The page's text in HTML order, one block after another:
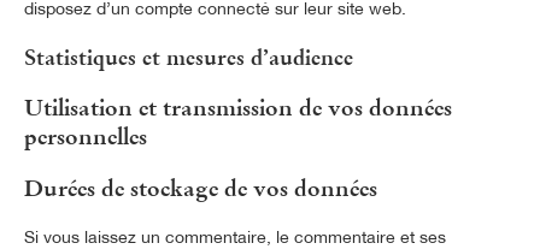
disposez d’un compte connecté sur leur site web.
Statistiques et mesures d’audience
Utilisation et transmission de vos données
personnelles
Durées de stockage de vos données
Si vous laissez un commentaire, le commentaire et ses